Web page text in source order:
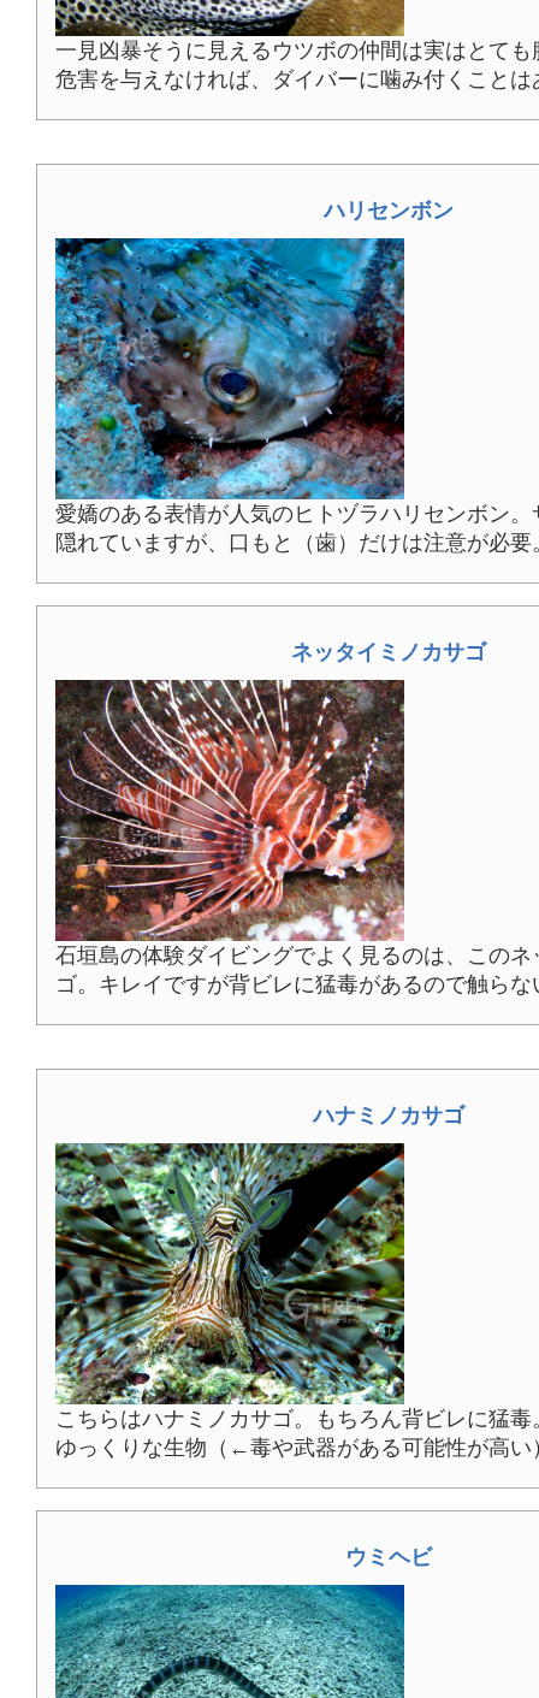
一見凶暴そうに見えるウツボの仲間は実はとて
危害を与えなければ、ダイバーに噛み付くことは
ハリセンボン
愛嬌のある表情が人気のヒトヅラハリセンボン
隠れていますが、口もと（歯）だけは注意が必要
ネッタイミノカサゴ
石垣島の体験ダイビングでよく見るのは、この
ゴ。キレイですが背ビレに猛毒があるので触ら
ハナミノカサゴ
こちらはハナミノカサゴ。もちろん背ビレに猛
ゆっくりな生物（←毒や武器がある可能性が高い
ウミヘビ